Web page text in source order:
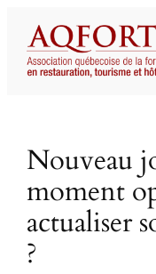
contenu
Nouveau
moment
actualiser
?